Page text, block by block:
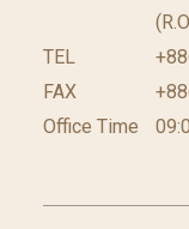
TEL
FAX
Office Time